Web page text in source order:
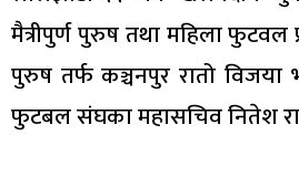
मैत्रीपुर्ण पुरुष तथा महिला फुटवल
पुरुष तर्फ कञ्चनपुर रातो
फुटबल संघका महासचिव नितेश